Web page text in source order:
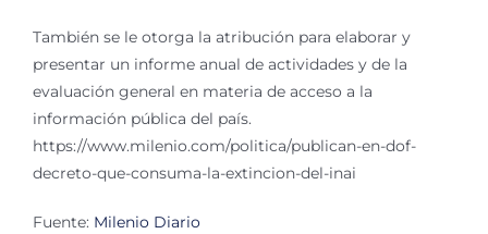
También se le otorga la atribución para elaborar y
presentar un informe anual de actividades y de la
evaluación general en materia de acceso a la
información pública del país.
https://www.milenio.com/politica/publican-en-dof-
decreto-que-consuma-la-extincion-del-inai
Fuente: Milenio Diario